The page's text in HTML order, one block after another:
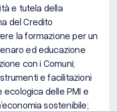
e tutela della
del Credito
la formazione per un
ed educazione
con i Comuni;
e facilitazioni
delle PMI e
sostenibile;